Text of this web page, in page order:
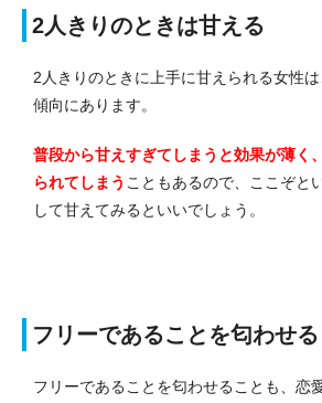
2人きりのときは甘える
2人きりのときに上手に甘えられる女性
傾向にあります。
普段から甘えすぎてしまうと効果が薄く
られてしまう こともあるので、ここぞと
して甘えてみるといいでしょう。
フリーであることを匂わせる
フリーであることを匂わせることも、恋